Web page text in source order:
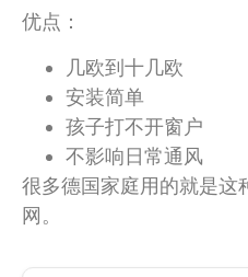
优点：
几欧到十几欧
安装简单
孩子打不开窗户
不影响日常通风
很多德国家庭用的就是这
网。